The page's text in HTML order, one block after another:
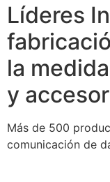
Líderes
la
y
Más de 500
comunicación de